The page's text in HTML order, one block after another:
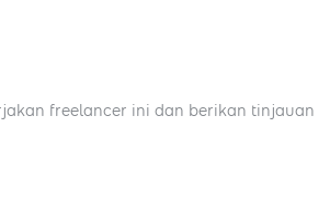
freelancer ini dan berikan tinjauan